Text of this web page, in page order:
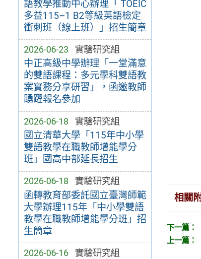
語教學推動中心辦理「 TOEIC
多益115–1 B2等級英語檢定
衝刺班（線上班）」招生簡章
2026-06-23 實驗研究組
中正高級中學辦理「一堂滿意
的雙語課程：多元學科雙語教
案實務分享研習」，函邀教師
踴躍報名參加
2026-06-18 實驗研究組
國立清華大學「115年中小學
雙語教學在職教師增能學分
班」國高中部延長招生
2026-06-18 實驗研究組
函轉教育部委託國立臺灣師範
大學辦理115年「中小學雙語
教學在職教師增能學分班」招
生簡章
2026-06-16 實驗研究組
相關